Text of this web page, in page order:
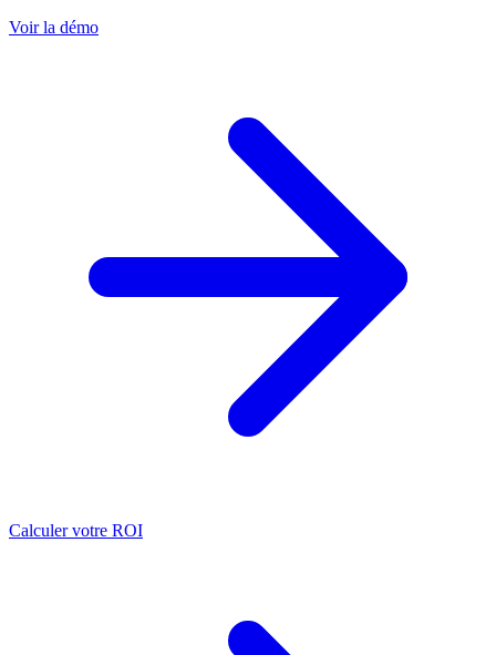
Voir la démo
Calculer votre ROI